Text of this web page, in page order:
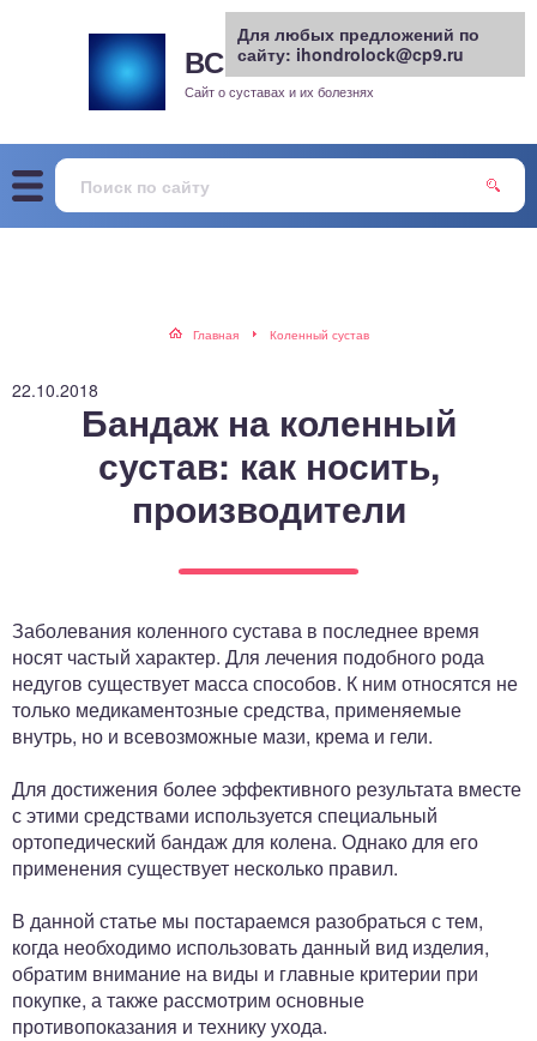
ВСЕ О СУСТАВАХ.РУ
Сайт о суставах и их болезнях
Главная Коленный сустав
22.10.2018
Бандаж на коленный
сустав: как носить,
производители
Заболевания коленного сустава в последнее время
носят частый характер. Для лечения подобного рода
недугов существует масса способов. К ним относятся не
только медикаментозные средства, применяемые
внутрь, но и всевозможные мази, крема и гели.
Для достижения более эффективного результата вместе
с этими средствами используется специальный
ортопедический бандаж для колена. Однако для его
применения существует несколько правил.
В данной статье мы постараемся разобраться с тем,
когда необходимо использовать данный вид изделия,
обратим внимание на виды и главные критерии при
покупке, а также рассмотрим основные
противопоказания и технику ухода.
Для любых предложений по
сайту: ihondrolock@cp9.ru
сустав